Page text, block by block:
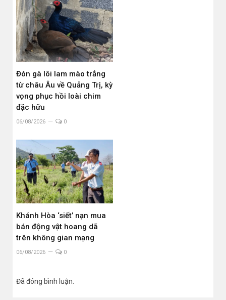
Đón gà lôi lam mào trắng
từ châu Âu về Quảng Trị, kỳ
vọng phục hồi loài chim
đặc hữu
06/08/2026 0
Khánh Hòa ‘siết’ nạn mua
bán động vật hoang dã
trên không gian mạng
06/08/2026 0
Đã đóng bình luận.